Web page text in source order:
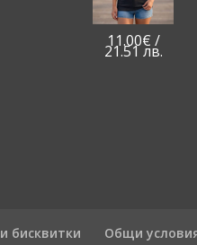
11.00€ /
21.51 лв.
бисквитки Общи